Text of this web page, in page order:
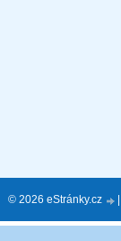
© 2026 eStránky.cz